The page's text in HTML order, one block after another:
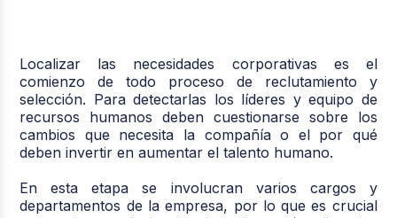
Localizar las necesidades corporativas es el
comienzo de todo proceso de reclutamiento y
selección. Para detectarlas los líderes y equipo de
recursos humanos deben cuestionarse sobre los
cambios que necesita la compañía o el por qué
deben invertir en aumentar el talento humano.
En esta etapa se involucran varios cargos y
departamentos de la empresa, por lo que es crucial